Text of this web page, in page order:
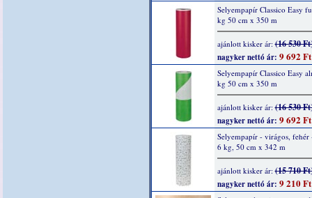
Selyempapír Classico Easy
kg 50 cm x 350 m
ajánlott kisker ár:(16 530
nagyker nettó ár: 9 692 Ft
Selyempapír Classico Easy
kg 50 cm x 350 m
ajánlott kisker ár:(16 530
nagyker nettó ár: 9 692 Ft
Selyempapír - virágos, fehér
6 kg, 50 cm x 342 m
ajánlott kisker ár:(15 710
nagyker nettó ár: 9 210 Ft